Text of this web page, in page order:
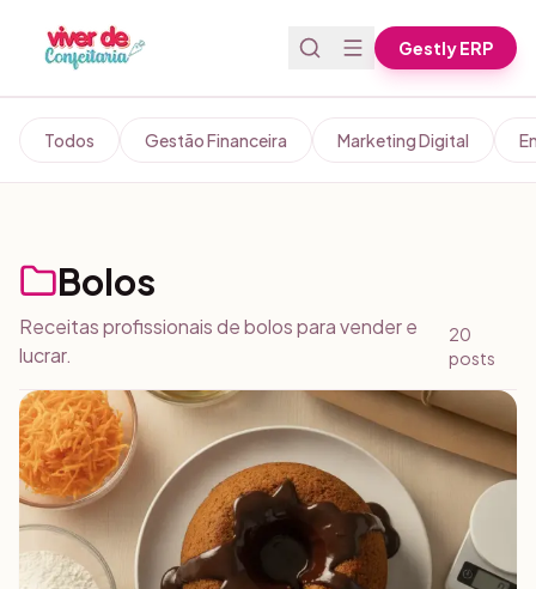
Gestly ERP
Todos Gestão Financeira Marketing Digital
Bolos
Receitas profissionais de bolos para vender e
lucrar.
20
posts